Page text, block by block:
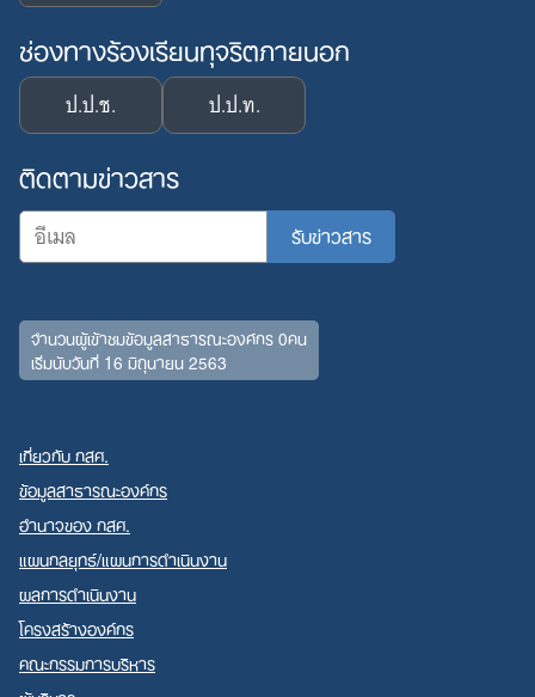
Search
for:
ช่องทางร้องเรียนทุจริตภายนอก
ป.ป.ช. ป.ป.ท.
ติดตามข่าวสาร
จำนวนผู้เข้าชมข้อมูลสาธารณะองค์กร 0คน
เริ่มนับวันที่ 16 มิถุนายน 2563
เกี่ยวกับ กสศ.
ข้อมูลสาธารณะองค์กร
อำนาจของ กสศ.
แผนกลยุทธ์/แผนการดำเนินงาน
ผลการดำเนินงาน
โครงสร้างองค์กร
คณะกรรมการบริหาร